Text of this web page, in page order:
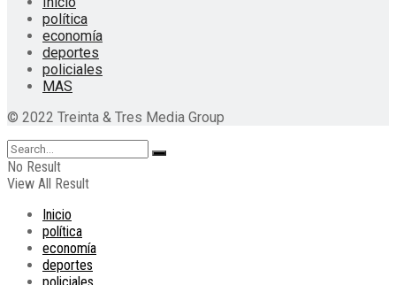
política
economía
deportes
policiales
MAS
© 2022 Treinta & Tres Media Group
No Result
View All Result
Inicio
política
economía
deportes
policiales